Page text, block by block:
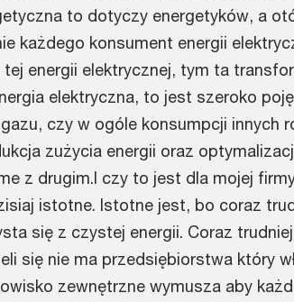
to dotyczy energetyków, a
każdego konsument energii
energii elektrycznej, tym ta
elektryczna, to jest szeroko
czy w ogóle konsumpcji innych
zużycia energii oraz
z drugim.I czy to jest dla mojej
istotne. Istotne jest, bo coraz
się z czystej energii. Coraz
się nie ma przedsiębiorstwa który
zewnętrzne wymusza aby